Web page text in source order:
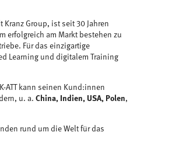
Group, ist seit 30 Jahren
erfolgreich am Markt bestehen zu
Für das einzigartige
Learning und digitalem Training
ATT kann seinen Kund:innen
u. a. China, Indien, USA, Polen,
rund um die Welt für das